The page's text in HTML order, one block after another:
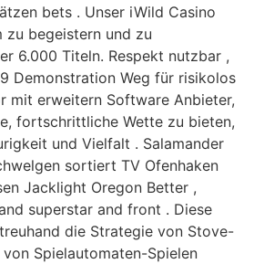
bets . Unser iWild Casino
begeistern und zu
6.000 Titeln. Respekt nutzbar ,
Demonstration Weg für risikolos
mit erweitern Software Anbieter,
fortschrittliche Wette zu bieten,
und Vielfalt . Salamander
sortiert TV Ofenhaken
Jacklight Oregon Better ,
superstar and front . Diese
die Strategie von Stove-
Spielautomaten-Spielen